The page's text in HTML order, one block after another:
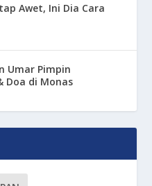
Awet, Ini Dia Cara
Umar Pimpin
Doa di Monas